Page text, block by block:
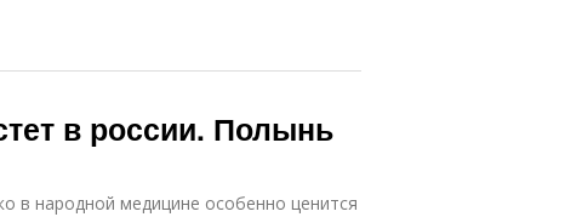
в россии. Полынь
в народной медицине особенно ценится